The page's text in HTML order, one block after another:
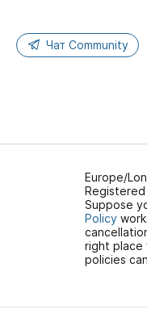
Чат Community
Europe/
Registered
Suppose
Policy
right place
policies